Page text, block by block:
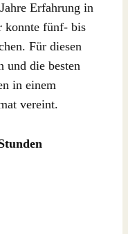
Erfahrung in
konnte fünf- bis
Für diesen
und die besten
in einem
vereint.